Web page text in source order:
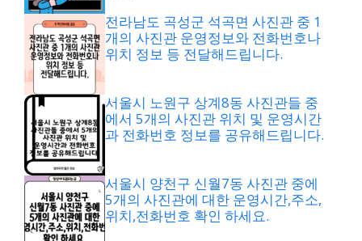
전라남도 곡성군 석곡면 사진관 중 1
개의 사진관 운영정보와 전화번호나
위치 정보 등 전달해드립니다.
서울시 노원구 상계8동 사진관들 중
에서 5개의 사진관 위치 및 운영시간
과 전화번호 정보를 공유해드립니다.
서울시 양천구 신월7동 사진관 중에
5개의 사진관에 대한 운영시간,주소,
위치,전화번호 확인 하세요.